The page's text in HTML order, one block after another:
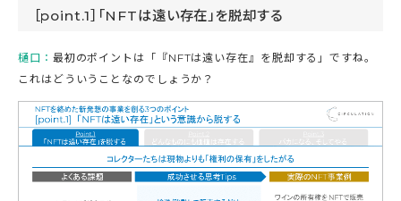
［point.1］「NFTは遠い存在」を脱却する
樋口： 最初のポイントは「『NFTは遠い存在』を脱却する」ですね。
これはどういうことなのでしょうか？